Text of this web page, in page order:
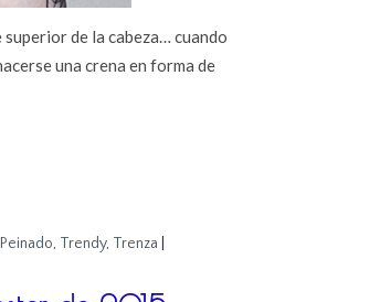
de la cabeza… cuando
una crena en forma de
Peinado, Trendy, Trenza